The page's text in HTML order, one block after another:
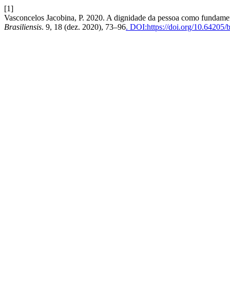
[1]
Vasconcelos Jacobina, P. 2020. A dignidade da pessoa como
Brasiliensis. 9, 18 (dez. 2020), 73–96. DOI:https://doi.org/10.64205/